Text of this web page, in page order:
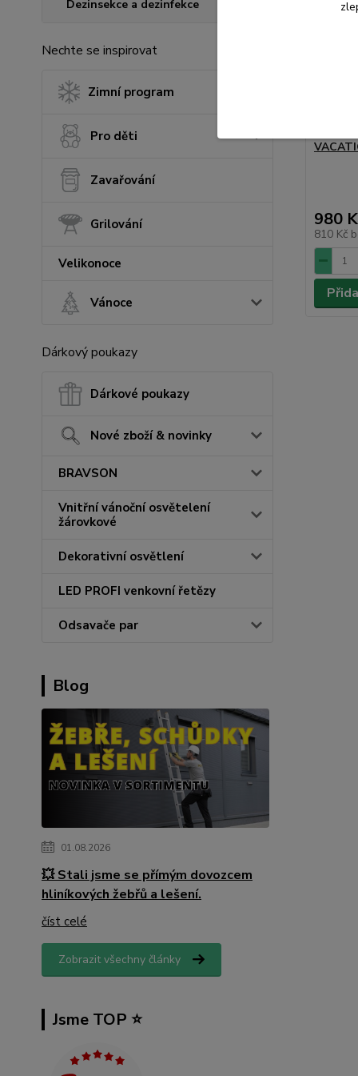
Dezinsekce a dezinfekce
Nechte se inspirovat
Zimní program
Pro děti
Zavařování
Grilování
Velikonoce
Vánoce
Dárkový poukazy
Dárkové poukazy
Nové zboží & novinky
BRAVSON
Vnitřní vánoční osvětelení
žárovkové
Dekorativní osvětlení
LED PROFI venkovní řetězy
Odsavače par
Blog
01.08.2026
💥 Stali jsme se přímým dovozcem
hliníkových žebřů a lešení.
číst celé
Zobrazit všechny články
Jsme TOP ⭐️
980
810 Kč